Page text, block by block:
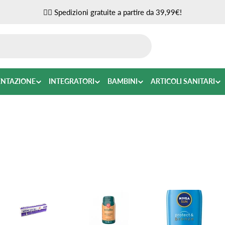
✌🏼 Spedizioni gratuite a partire da 39,99€!
INTEGRATORI BAMBINI ARTICOLI SANITARI